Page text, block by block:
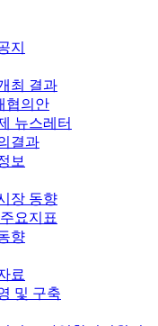
지
최 결과
협의안
뉴스레터
결과
보
장 동향
요지표
향
료
및 구축